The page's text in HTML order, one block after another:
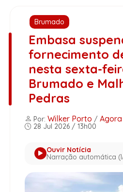
Brumado
Embasa
fornecimento
nesta sexta-
Brumado e
Pedras
Por: Wilker Porto /
28 Jul 2026 / 13h00
Ouvir Notícia
Narração automática